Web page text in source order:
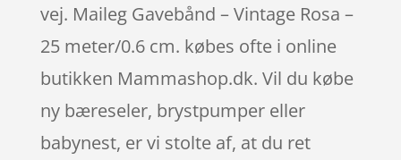
vej. Maileg Gavebånd – Vintage Rosa –
25 meter/0.6 cm. købes ofte i online
butikken Mammashop.dk. Vil du købe
ny bæreseler, brystpumper eller
babynest, er vi stolte af, at du ret